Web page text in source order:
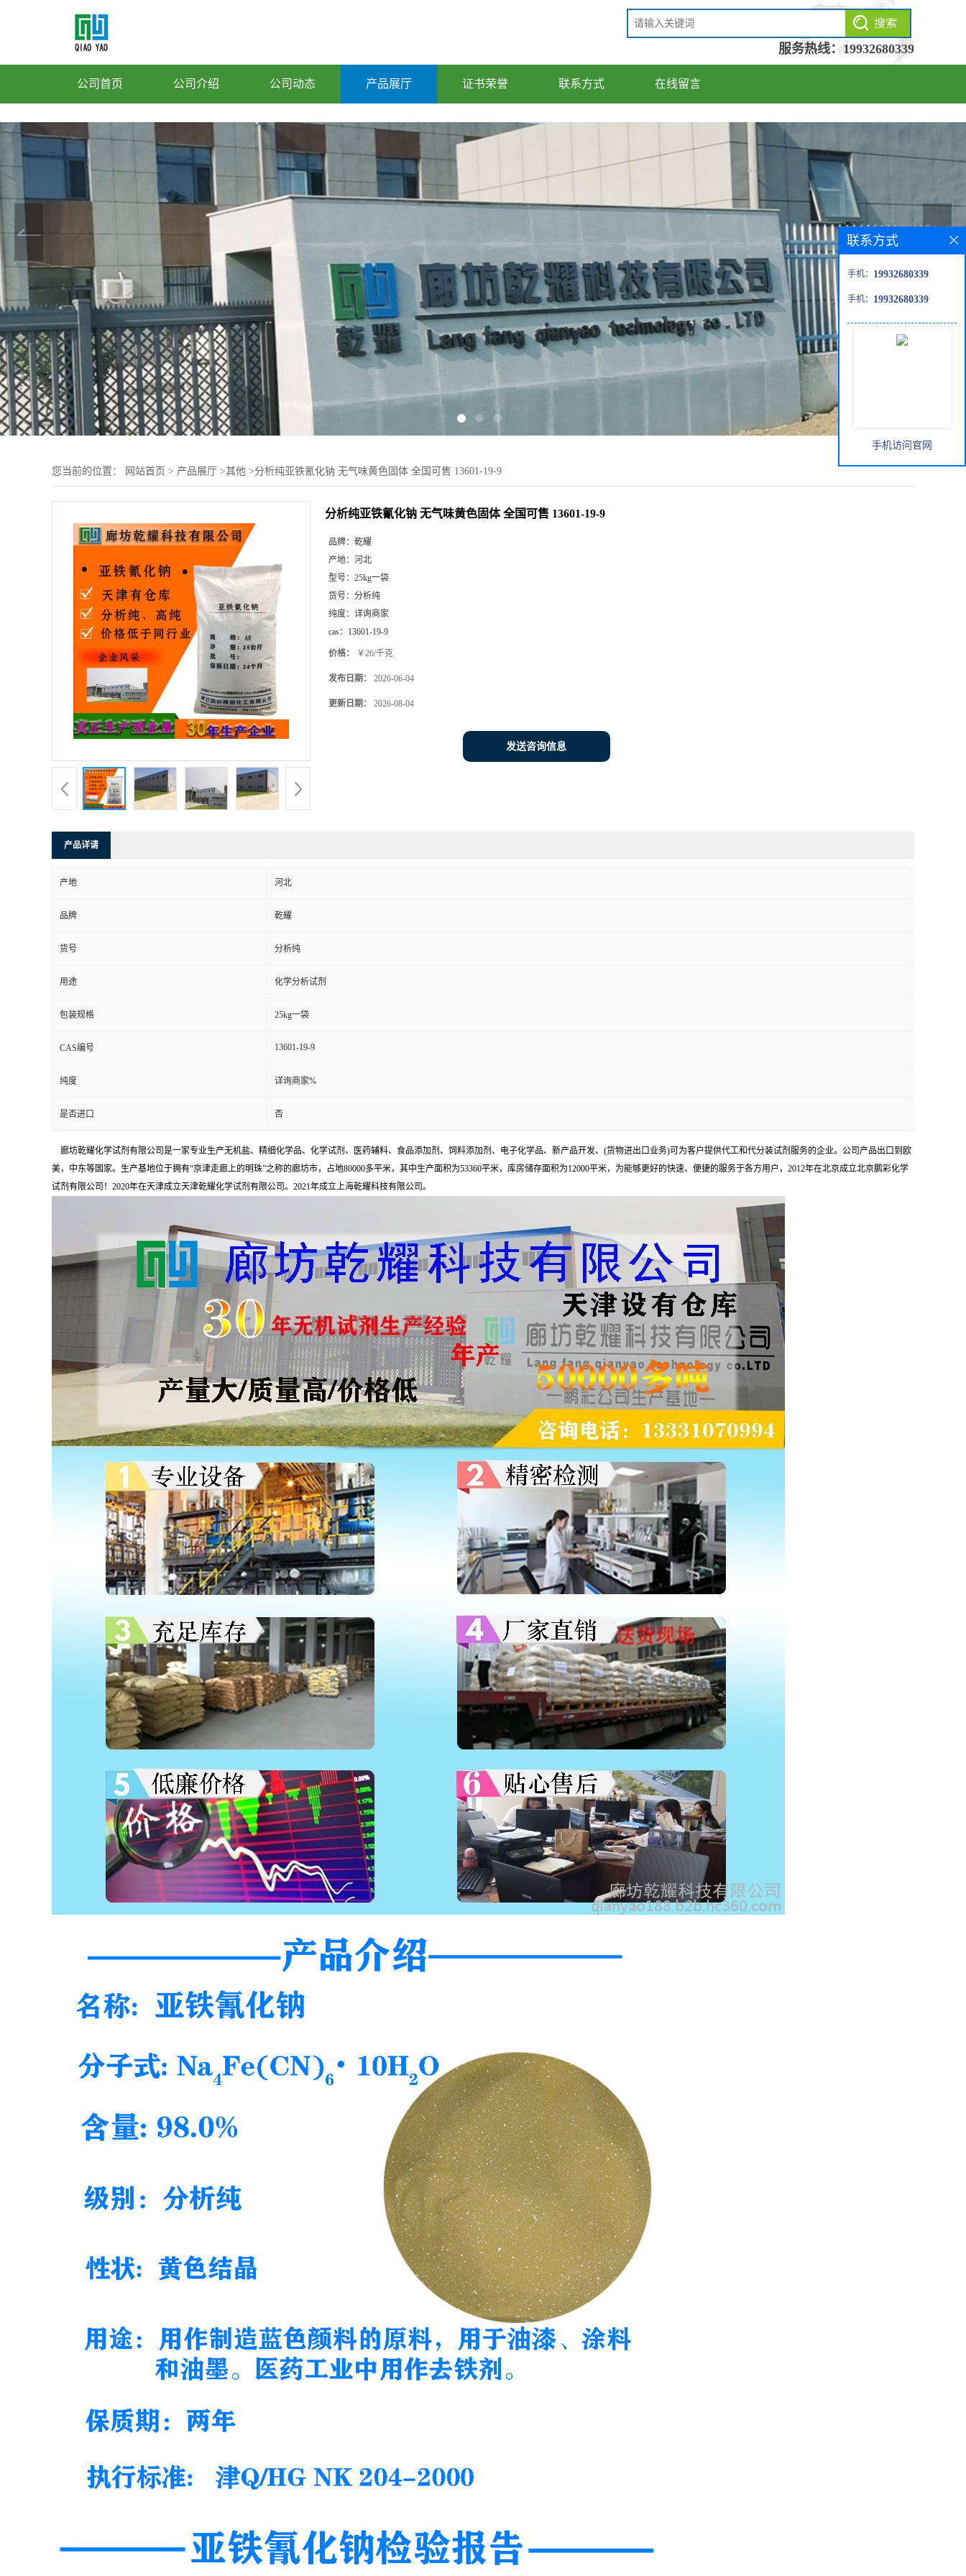
服务热线：19932680339
公司首页 公司介绍 公司动态 产品展厅 证书荣誉 联系方式 在线留言
您当前的位置： 网站首页 > 产品展厅 >其他 >分析纯亚铁氰化钠 无气味黄色固体 全国可售 13601-19-9
分析纯亚铁氰化钠 无气味黄色固体 全国可售 13601-19-9
品牌： 乾耀
产地： 河北
型号： 25kg一袋
货号： 分析纯
纯度： 详询商家
cas： 13601-19-9
价格： ￥26/千克
发布日期： 2026-06-04
更新日期： 2026-08-04
发送咨询信息
产品详请
产地 河北
品牌 乾耀
货号 分析纯
用途 化学分析试剂
包装规格 25kg一袋
CAS编号 13601-19-9
纯度 详询商家%
是否进口 否
廊坊乾耀化学试剂有限公司是一家专业生产无机盐、精细化学品、化学试剂、医药辅料、食品添加剂、饲料添加剂、电子化学品、新产品开发、(货物进出口业务)可为客户提供代工和代分装试剂服务的企业。公司产品出口到欧
美，中东等国家。生产基地位于拥有“京津走廊上的明珠”之称的廊坊市，占地80000多平米，其中生产面积为53360平米，库房储存面积为12000平米，为能够更好的快速、便捷的服务于各方用户，2012年在北京成立北京鹏彩化学
试剂有限公司！2020年在天津成立天津乾耀化学试剂有限公司。2021年成立上海乾耀科技有限公司。
联系方式
手机： 19932680339
手机： 19932680339
手机访问官网